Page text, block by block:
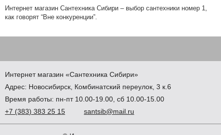
Интернет магазин Сантехника Сибири – выбор сантехники номер 1,
как говорят “Вне конкуренции”.
Интернет магазин «Сантехника Сибири»
Адрес: Новосибирск Комбинатский переулок, 3 к.6
Время работы: пн-пт 10.00-19.00, сб 10.00-15.00
+7 (383) 383 25 15 santsib@mail.ru